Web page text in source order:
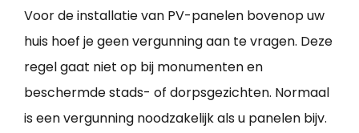
Voor de installatie van PV-panelen bovenop uw
huis hoef je geen vergunning aan te vragen. Deze
regel gaat niet op bij monumenten en
beschermde stads- of dorpsgezichten. Normaal
is een vergunning noodzakelijk als u panelen bijv.